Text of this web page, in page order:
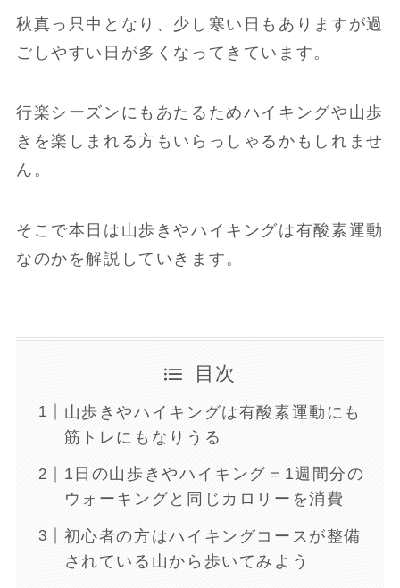
秋真っ只中となり、少し寒い日もありますが過
ごしやすい日が多くなってきています。
行楽シーズンにもあたるためハイキングや山歩
きを楽しまれる方もいらっしゃるかもしれませ
ん。
そこで本日は山歩きやハイキングは有酸素運動
なのかを解説していきます。
目次
山歩きやハイキングは有酸素運動にも
筋トレにもなりうる
1日の山歩きやハイキング＝1週間分の
ウォーキングと同じカロリーを消費
初心者の方はハイキングコースが整備
されている山から歩いてみよう